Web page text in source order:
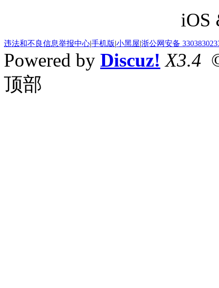
iOS
违法和不良信息举报中心|手机版|小黑屋|浙公网安备
Powered by Discuz! X3.4
顶部